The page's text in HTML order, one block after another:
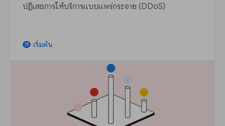
ปฏิเสธการให้บริการแบบแพร่กระจาย (DDoS)
arrow_outward เริ่มต้น